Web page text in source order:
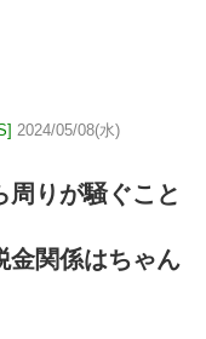
2024/05/08(水)
周りが騒ぐこと
金関係はちゃん